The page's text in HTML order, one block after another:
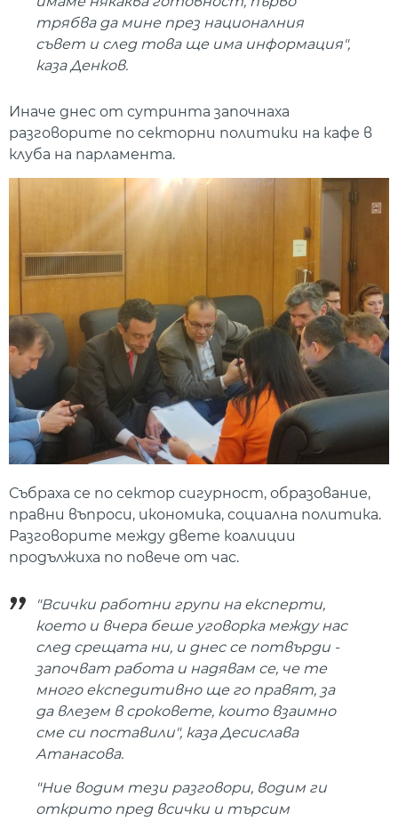
трябва да мине през националния
съвет и след това ще има информация",
каза Денков.
Иначе днес от сутринта започнаха
разговорите по секторни политики на кафе в
клуба на парламента.
Събраха се по сектор сигурност, образование,
правни въпроси, икономика, социална политика.
Разговорите между двете коалиции
продължиха по повече от час.
"Всички работни групи на експерти,
което и вчера беше уговорка между нас
след срещата ни, и днес се потвърди -
започват работа и надявам се, че те
много експедитивно ще го правят, за
да влезем в сроковете, които взаимно
сме си поставили", каза Десислава
Атанасова.
"Ние водим тези разговори, водим ги
открито пред всички и търсим